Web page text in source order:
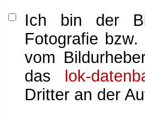
Ich bin der
Fotografie
vom
das
lok-
Dritter an der